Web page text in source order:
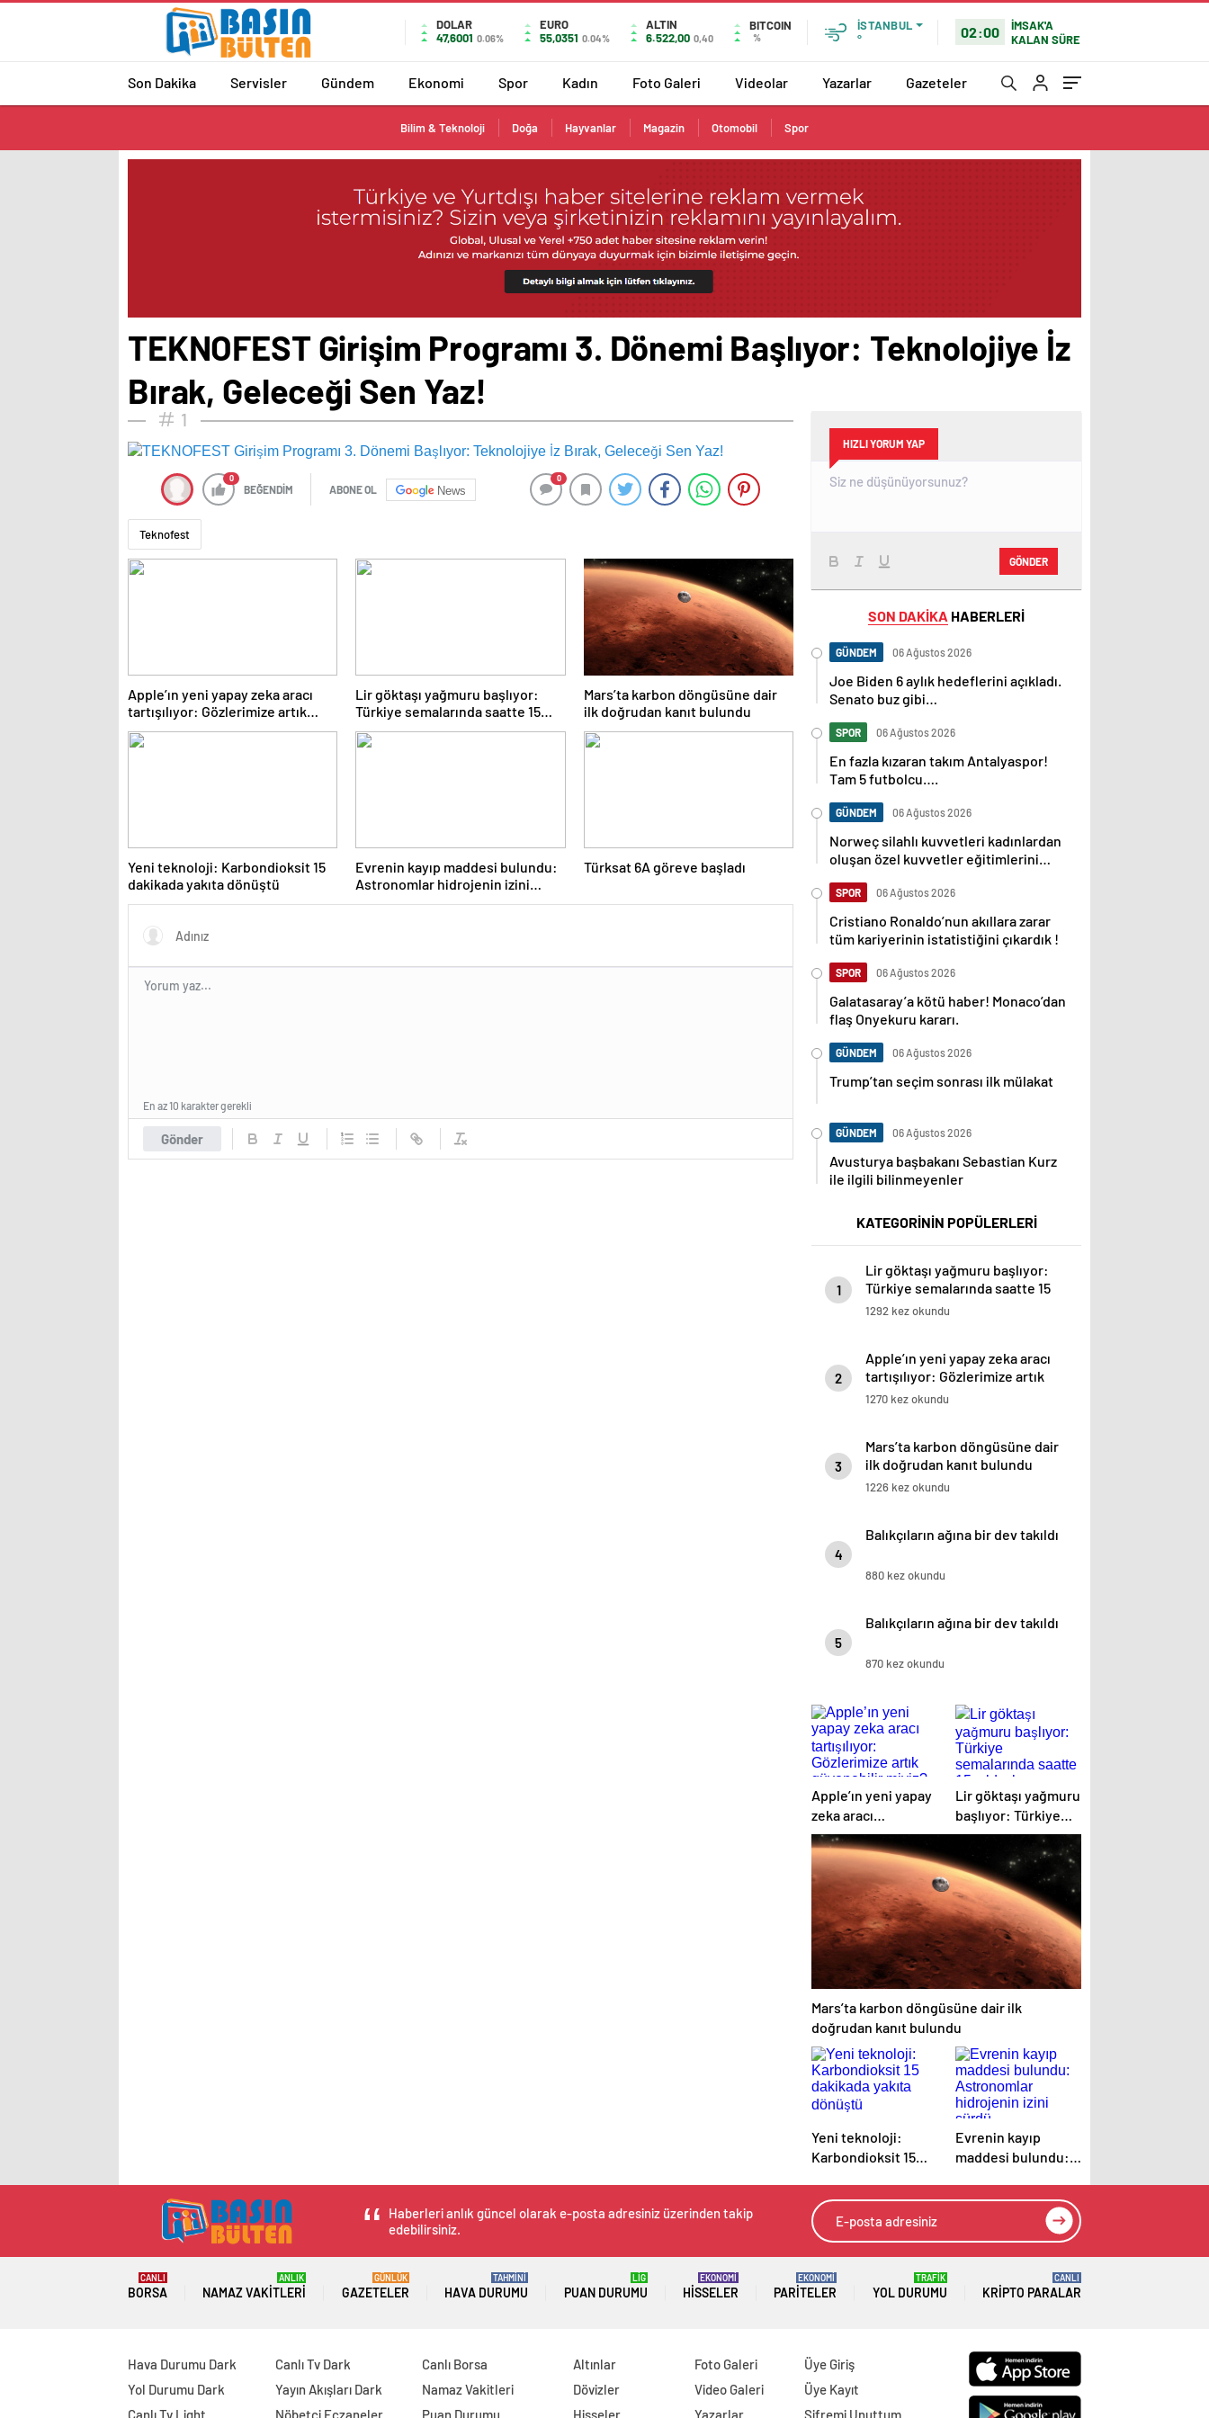
DOLAR
47,6001 0.06%
EURO
55,0351 0.04%
ALTIN
6.522,00 0,40
BITCOIN
%
İSTANBUL
°
02:00
İMSAK'A
KALAN SÜRE
Son Dakika Servisler Gündem Ekonomi Spor Kadın Foto Galeri Videolar Yazarlar Gazeteler
Bilim & Teknoloji Doğa Hayvanlar Magazin Otomobil Spor
TEKNOFEST Girişim Programı 3. Dönemi Başlıyor: Teknolojiye İz
Bırak, Geleceği Sen Yaz!
1
0
BEĞENDİM ABONE OL News
0
Teknofest
Apple’ın yeni yapay zeka aracı
tartışılıyor: Gözlerimize artık
güvenebilir miyiz?
Lir göktaşı yağmuru başlıyor:
Türkiye semalarında saatte 15
yıldız kayması görülebilecek
Mars’ta karbon döngüsüne dair
ilk doğrudan kanıt bulundu
Yeni teknoloji: Karbondioksit 15
dakikada yakıta dönüştü
Evrenin kayıp maddesi bulundu:
Astronomlar hidrojenin izini
sürdü
Türksat 6A göreve başladı
Gönder
En az 10 karakter gerekli
HIZLI YORUM YAP
GÖNDER
SON DAKİKA HABERLERİ
GÜNDEM 06 Ağustos 2026
Joe Biden 6 aylık hedeflerini açıkladı.
Senato buz gibi…
SPOR 06 Ağustos 2026
En fazla kızaran takım Antalyaspor!
Tam 5 futbolcu….
GÜNDEM 06 Ağustos 2026
Norweç silahlı kuvvetleri kadınlardan
oluşan özel kuvvetler eğitimlerini
SPOR 06 Ağustos 2026
Cristiano Ronaldo’nun akıllara zarar
tüm kariyerinin istatistiğini çıkardık !
SPOR 06 Ağustos 2026
Galatasaray’a kötü haber! Monaco’dan
flaş Onyekuru kararı.
GÜNDEM 06 Ağustos 2026
Trump’tan seçim sonrası ilk mülakat
GÜNDEM 06 Ağustos 2026
Avusturya başbakanı Sebastian Kurz
ile ilgili bilinmeyenler
KATEGORİNİN POPÜLERLERİ
1
Lir göktaşı yağmuru başlıyor:
Türkiye semalarında saatte 15
yıldız kayması görülebilecek
1292 kez okundu
2
Apple’ın yeni yapay zeka aracı
tartışılıyor: Gözlerimize artık
güvenebilir miyiz?
1270 kez okundu
3
Mars’ta karbon döngüsüne dair
ilk doğrudan kanıt bulundu
1226 kez okundu
4
Balıkçıların ağına bir dev takıldı
880 kez okundu
5
Balıkçıların ağına bir dev takıldı
870 kez okundu
Apple’ın yeni yapay
zeka aracı
tartışılıyor:
Gözlerimize artık
güvenebilir miyiz?
Lir göktaşı yağmuru
başlıyor: Türkiye
semalarında saatte
15 yıldız kayması
görülebilecek
Mars’ta karbon döngüsüne dair ilk
doğrudan kanıt bulundu
Yeni teknoloji:
Karbondioksit 15
dönüştü
Evrenin kayıp
maddesi bulundu:
hidrojenin izini
Haberleri anlık güncel olarak e-posta adresiniz üzerinden takip
edebilirsiniz.
BORSA
CANLI
NAMAZ VAKITLERI
ANLIK
GAZETELER
GÜNLÜK
HAVA DURUMU
TAHMİNİ
PUAN DURUMU
LİG
HISSELER
EKONOMİ
PARITELER
EKONOMİ
YOL DURUMU
TRAFİK
KRIPTO PARALAR
CANLI
Hava Durumu Dark
Yol Durumu Dark
Canlı Tv Light
Canlı Tv Dark
Yayın Akışları Dark
Nöbetçi Eczaneler
Canlı Borsa
Namaz Vakitleri
Puan Durumu
Altınlar
Dövizler
Hisseler
Foto Galeri
Video Galeri
Yazarlar
Üye Giriş
Üye Kayıt
Şifremi Unuttum